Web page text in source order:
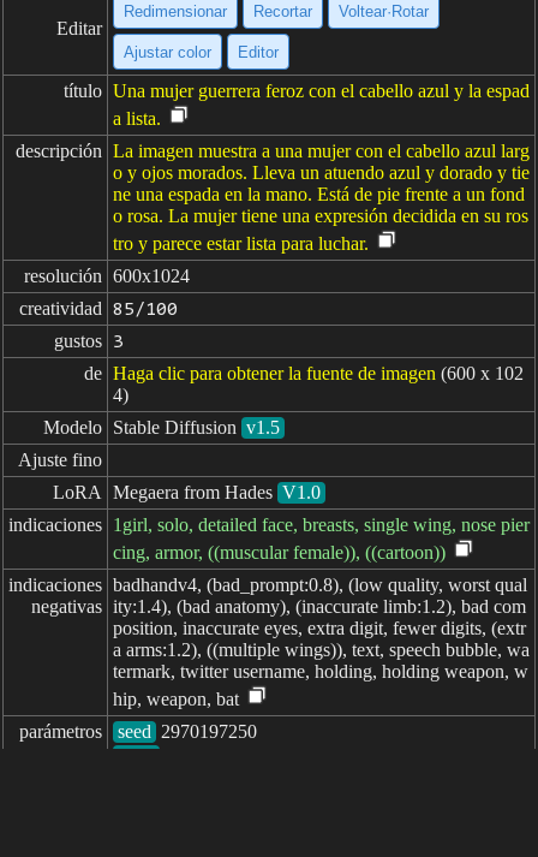
Editar
Redimensionar Recortar Voltear·Rotar
Ajustar color Editor
título Una mujer guerrera feroz con el cabello azul y la espad
a lista.
descripción La imagen muestra a una mujer con el cabello azul larg
o y ojos morados. Lleva un atuendo azul y dorado y tie
ne una espada en la mano. Está de pie frente a un fond
o rosa. La mujer tiene una expresión decidida en su ros
tro y parece estar lista para luchar.
resolución 600x1024
creatividad
85/100
gustos 3
de Haga clic para obtener la fuente de imagen (600 x 102
4)
Modelo Stable Diffusion v1.5
Ajuste fino
LoRA
Megaera from Hades V1.0
indicaciones 1girl, solo, detailed face, breasts, single wing, nose pier
cing, armor, ((muscular female)), ((cartoon))
indicaciones
negativas
badhandv4, (bad_prompt:0.8), (low quality, worst qual
ity:1.4), (bad anatomy), (inaccurate limb:1.2), bad com
position, inaccurate eyes, extra digit, fewer digits, (extr
a arms:1.2), ((multiple wings)), text, speech bubble, wa
termark, twitter username, holding, holding weapon, w
hip, weapon, bat
parámetros
seed
steps